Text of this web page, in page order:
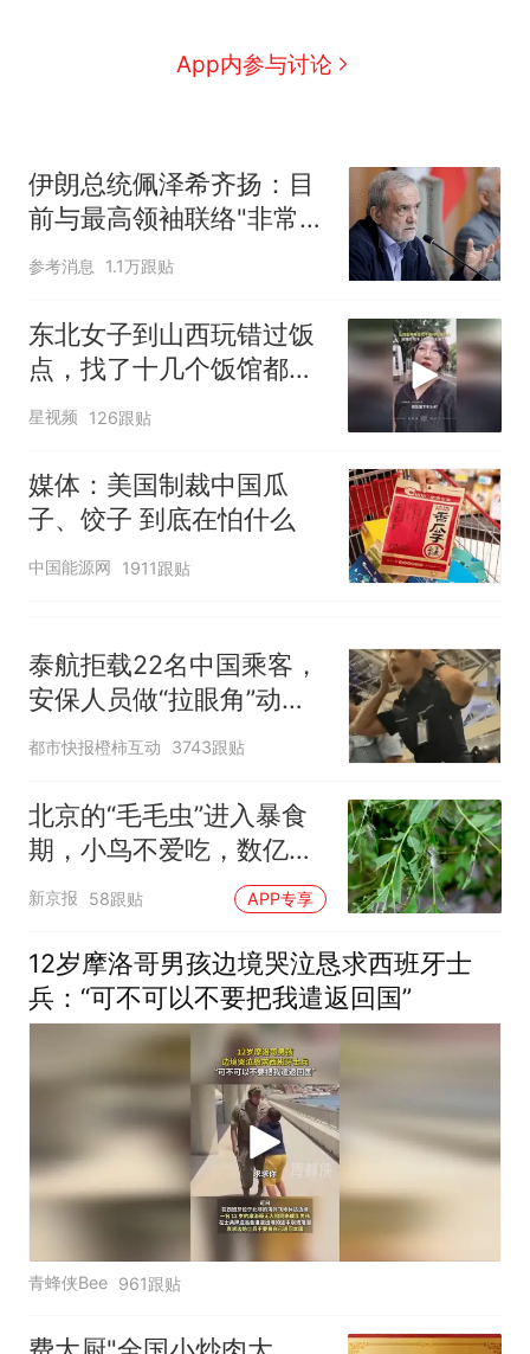
App内参与讨论
伊朗总统佩泽希齐扬：目
前与最高领袖联络"非常困
难"
参考消息 1.1万跟贴
东北女子到山西玩错过饭
点，找了十几个饭馆都没
开门：午休到几点
星视频 126跟贴
媒体：美国制裁中国瓜
子、饺子 到底在怕什么
中国能源网 1911跟贴
泰航拒载22名中国乘客，
安保人员做“拉眼角”动
作，泰国机场最新回应：
出；亲历者：曾承诺免费
改签但没兑现
都市快报橙柿互动 3743跟贴
北京的“毛毛虫”进入暴食
期，小鸟不爱吃，数亿头
小蜂迎战
新京报 58跟贴 APP专享
12岁摩洛哥男孩边境哭泣恳求西班牙士
兵：“可不可以不要把我遣返回国”
青蜂侠Bee 961跟贴